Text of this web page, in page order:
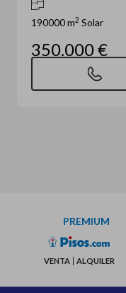
190000 m2 Solar
350.000 €
PREMIUM
VENTA ALQUILER